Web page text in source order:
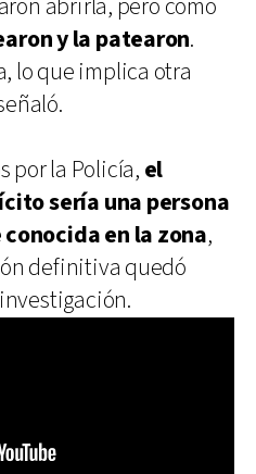
abrirla, pero como
y la patearon.
lo que implica otra
por la Policía, el
sería una persona
en la zona,
definitiva quedó